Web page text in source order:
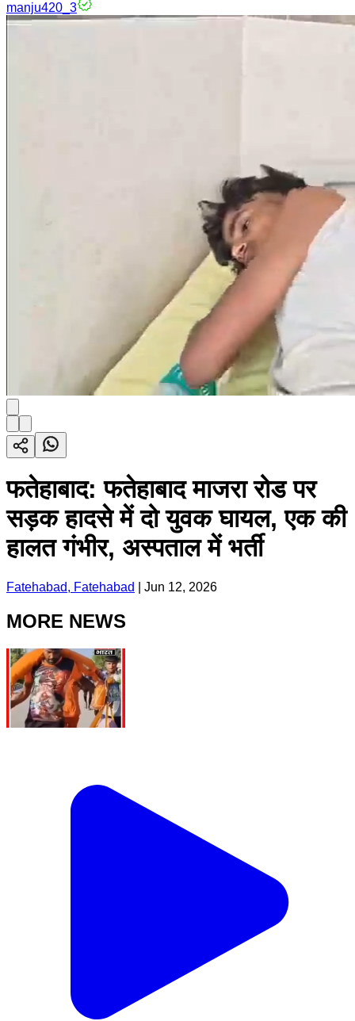
manju420_3
फतेहाबाद: फतेहाबाद माजरा रोड पर
सड़क हादसे में दो युवक घायल, एक की
हालत गंभीर, अस्पताल में भर्ती
Fatehabad, Fatehabad Jun 12, 2026
MORE NEWS